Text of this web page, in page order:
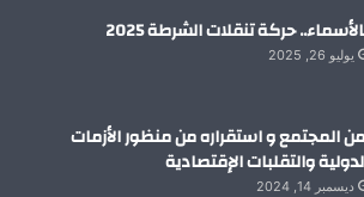
حركة تنقلات الشرطة 2025
يوليو 26, 2025
المجتمع و استقراره من منظور الأزمات
والتقلبات الإقتصادية
ديسمبر 14, 2024